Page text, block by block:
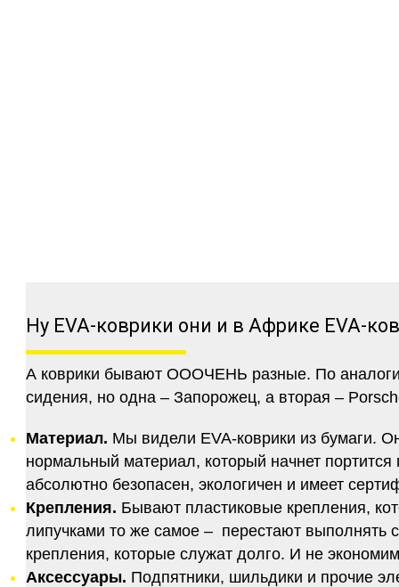
Ну EVA-коврики они и в Африке EVA-
А коврики бывают ОООЧЕНЬ разные. По
сидения, но одна – Запорожец, а вторая –
Материал. Мы видели EVA-коврики из бумаги.
нормальный материал, который начнет
абсолютно безопасен, экологичен и имеет
Крепления. Бывают пластиковые крепления,
липучками то же самое – перестают
крепления, которые служат долго. И не
Аксессуары. Подпятники, шильдики и прочие